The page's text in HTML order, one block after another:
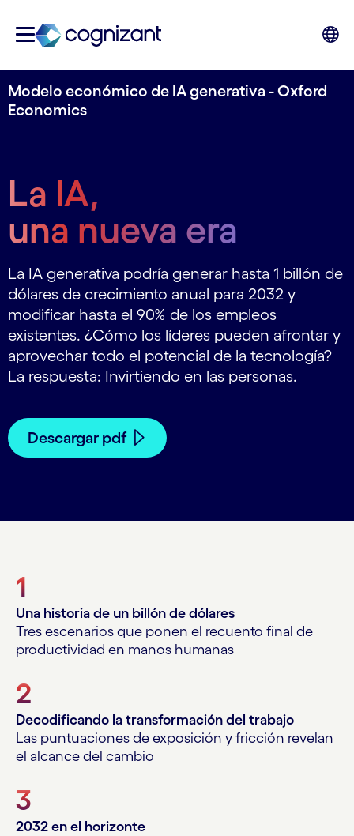
Modelo económico de IA generativa - Oxford
Economics
La IA,
una nueva era
La IA generativa podría generar hasta 1 billón de
dólares de crecimiento anual para 2032 y
modificar hasta el 90% de los empleos
existentes. ¿Cómo los líderes pueden afrontar y
aprovechar todo el potencial de la tecnología?
La respuesta: Invirtiendo en las personas.
Descargar pdf
1
Una historia de un billón de dólares
Tres escenarios que ponen el recuento final de
productividad en manos humanas
2
Decodificando la transformación del trabajo
Las puntuaciones de exposición y fricción revelan
el alcance del cambio
3
2032 en el horizonte